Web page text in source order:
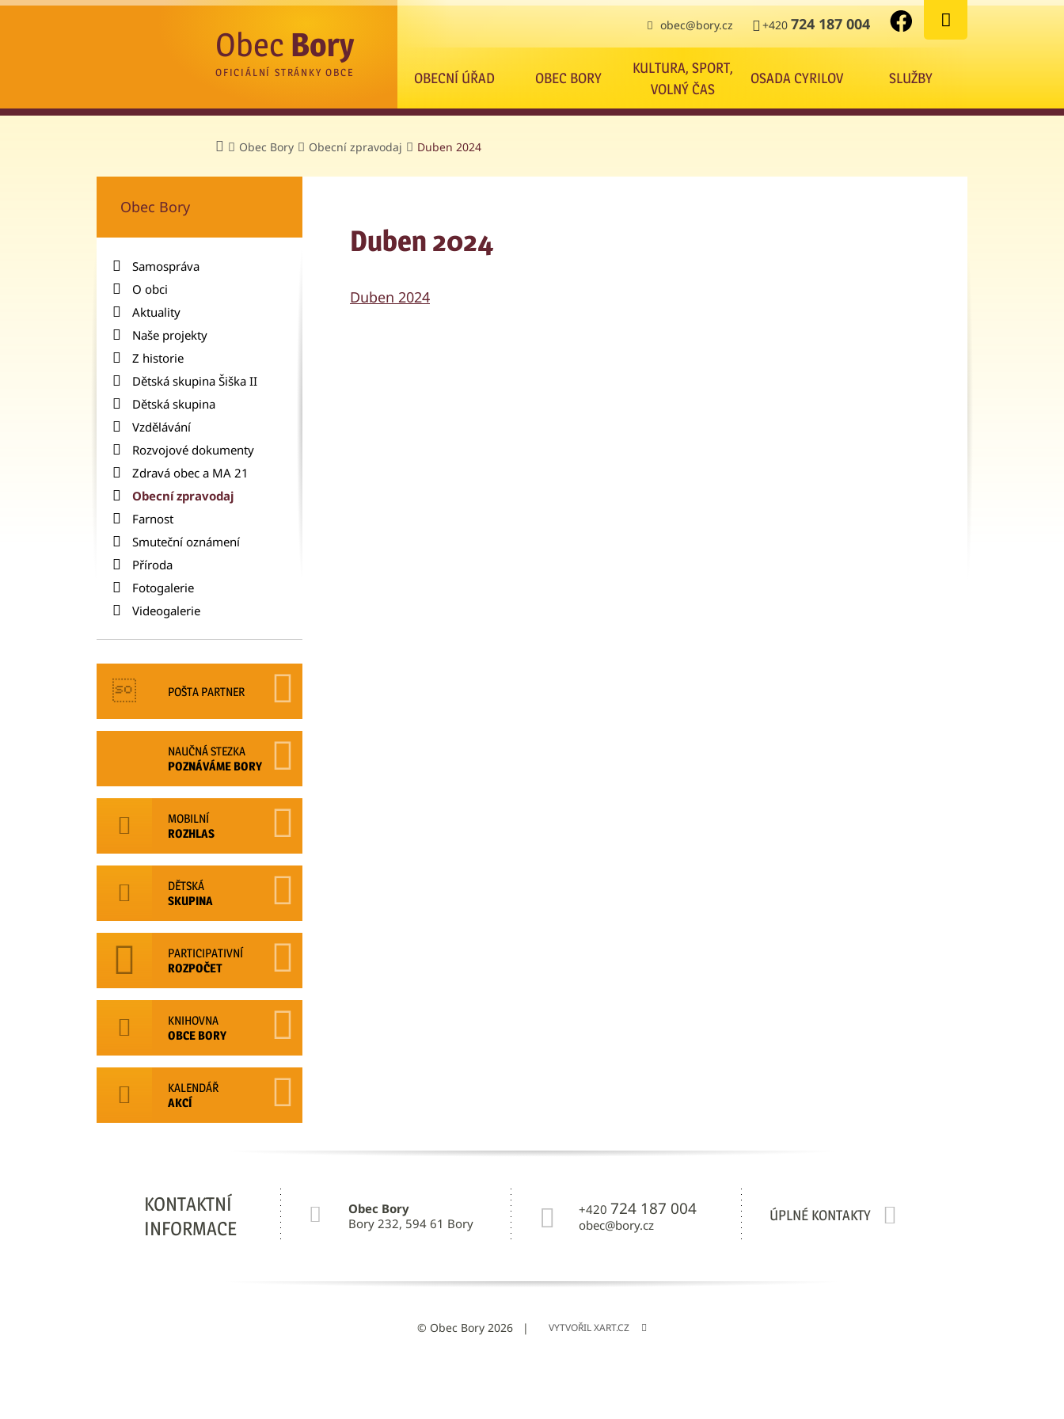
Obec Bory
OFICIÁLNÍ STRÁNKY OBCE
obec@bory.cz +420 724 187 004
OBECNÍ ÚŘAD OBEC BORY
KULTURA, SPORT,
VOLNÝ ČAS
OSADA CYRILOV SLUŽBY
Obec Bory Obecní zpravodaj Duben 2024
Duben 2024
Duben 2024
Obec Bory
Samospráva
O obci
Aktuality
Naše projekty
Z historie
Dětská skupina Šiška II
Dětská skupina
Vzdělávání
Rozvojové dokumenty
Zdravá obec a MA 21
Obecní zpravodaj
Farnost
Smuteční oznámení
Příroda
Fotogalerie
Videogalerie
POŠTA PARTNER
NAUČNÁ STEZKA
POZNÁVÁME BORY
MOBILNÍ
ROZHLAS
DĚTSKÁ
SKUPINA
PARTICIPATIVNÍ
ROZPOČET
KNIHOVNA
OBCE BORY
KALENDÁŘ
AKCÍ
KONTAKTNÍ
INFORMACE
Obec Bory
Bory 232, 594 61 Bory
+420724 187 004
obec@bory.cz
ÚPLNÉ KONTAKTY
© Obec Bory 2026 VYTVOŘIL XART.CZ